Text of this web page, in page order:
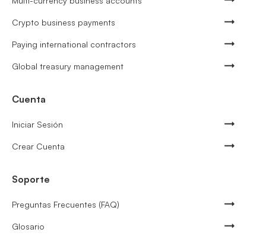
Crypto business payments
Paying international contractors
Global treasury management
Cuenta
Iniciar Sesión
Crear Cuenta
Soporte
Preguntas Frecuentes (FAQ)
Glosario